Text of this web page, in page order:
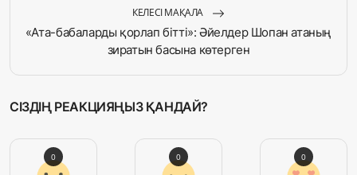
КЕЛЕСІ МАҚАЛА
«Ата-бабаларды қорлап бітті»: Әйелдер Шопан атаның
зиратын басына көтерген
СІЗДІҢ РЕАКЦИЯҢЫЗ ҚАНДАЙ?
0 0 0